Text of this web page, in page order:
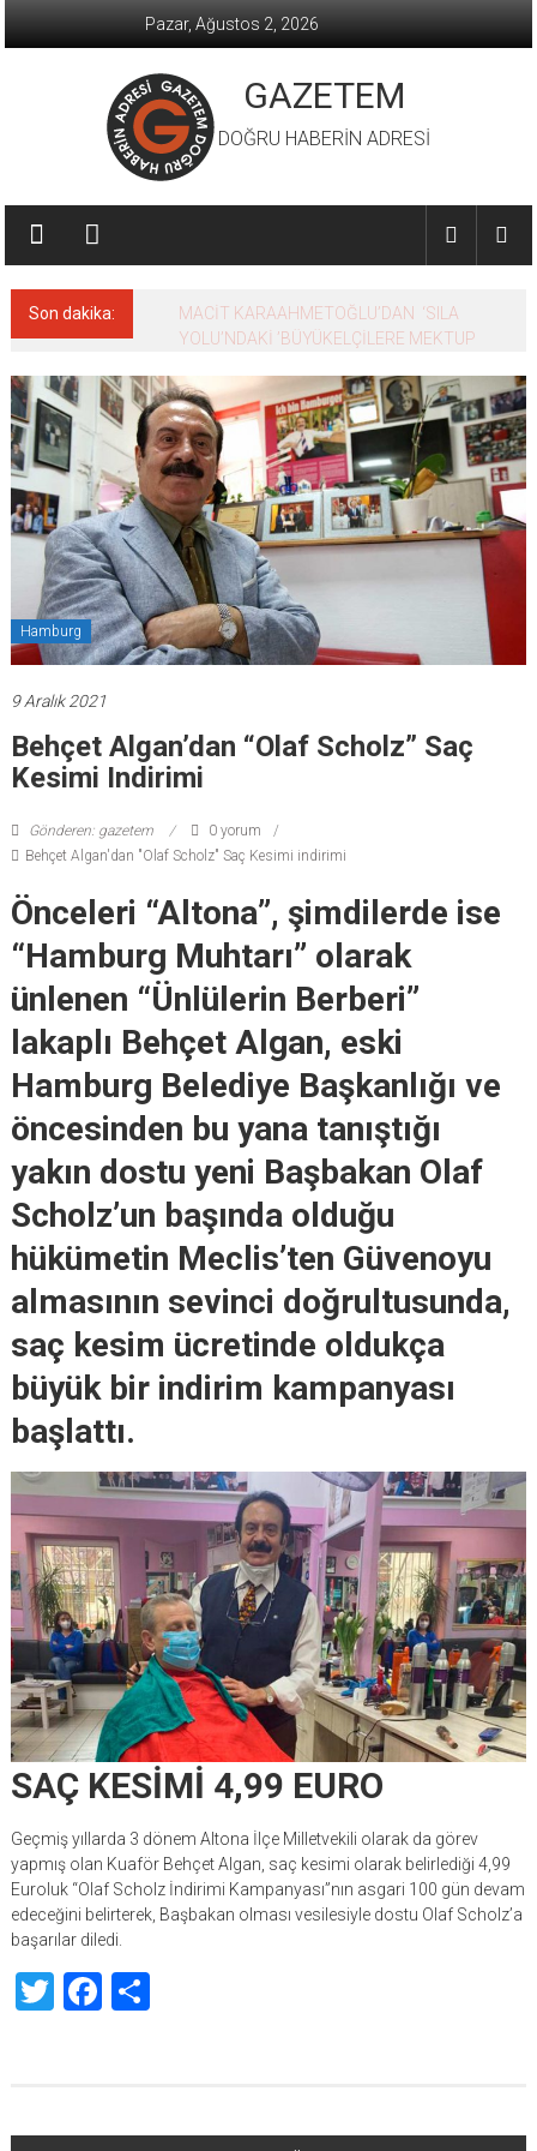
Pazar, Ağustos 2, 2026
GAZETEM
DOĞRU HABERİN ADRESİ
Son dakika:
MACİT KARAAHMETOĞLU’DAN ‘SILA
YOLU’NDAKİ ’BÜYÜKELÇİLERE MEKTUP
Hamburg
9 Aralık 2021
Behçet Algan’dan “Olaf Scholz” Saç
Kesimi Indirimi
Gönderen: gazetem
0 yorum
Behçet Algan'dan "Olaf Scholz" Saç Kesimi indirimi
Önceleri “Altona”, şimdilerde ise
“Hamburg Muhtarı” olarak
ünlenen “Ünlülerin Berberi”
lakaplı Behçet Algan, eski
Hamburg Belediye Başkanlığı ve
öncesinden bu yana tanıştığı
yakın dostu yeni Başbakan Olaf
Scholz’un başında olduğu
hükümetin Meclis’ten Güvenoyu
almasının sevinci doğrultusunda,
saç kesim ücretinde oldukça
büyük bir indirim kampanyası
başlattı.
SAÇ KESİMİ 4,99 EURO
Geçmiş yıllarda 3 dönem Altona İlçe Milletvekili olarak da görev
yapmış olan Kuaför Behçet Algan, saç kesimi olarak belirlediği 4,99
Euroluk “Olaf Scholz İndirimi Kampanyası”nın asgari 100 gün devam
edeceğini belirterek, Başbakan olması vesilesiyle dostu Olaf Scholz’a
başarılar diledi.
TwitterFacebook
Share